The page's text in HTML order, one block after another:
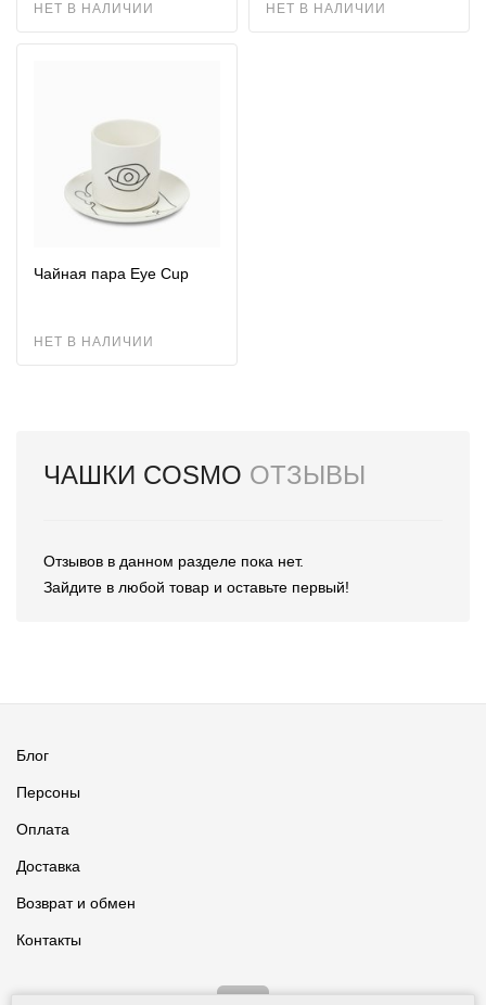
НЕТ В НАЛИЧИИ НЕТ В НАЛИЧИИ
Чайная пара Eye Cup
НЕТ В НАЛИЧИИ
ЧАШКИ COSMO ОТЗЫВЫ
Отзывов в данном разделе пока нет.
Зайдите в любой товар и оставьте первый!
Блог
Персоны
Оплата
Доставка
Возврат и обмен
Контакты